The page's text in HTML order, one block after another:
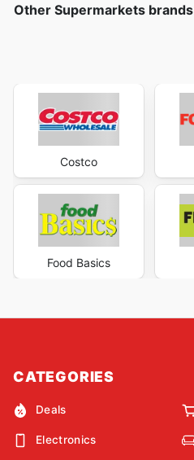
Other Supermarkets brands
Costco
Food Basics
CATEGORIES
Deals
Electronics